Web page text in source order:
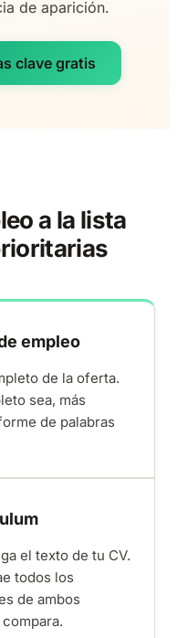
de aparición.
clave gratis
a la lista
empleo
de la oferta.
sea, más
de palabras
el texto de tu CV.
todos los
de ambos